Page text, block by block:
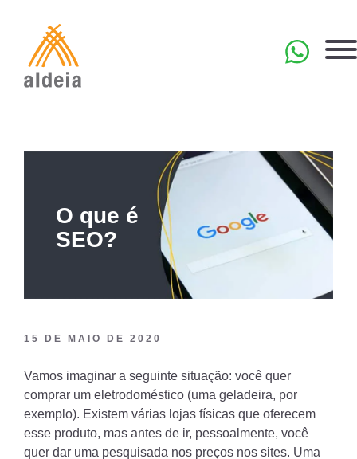
content
O que é
SEO?
15 DE MAIO DE 2020
Vamos imaginar a seguinte situação: você quer
comprar um eletrodoméstico (uma geladeira, por
exemplo). Existem várias lojas físicas que oferecem
esse produto, mas antes de ir, pessoalmente, você
quer dar uma pesquisada nos preços nos sites. Uma